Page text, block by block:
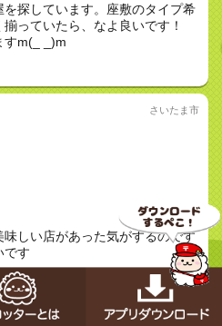
を探しています。座敷のタイプ希
っていたら、なよ良いです！
すm(_ _)m
さいたま市
しい店があった気がするのです
です
夜ご飯で
和光・新座・志木・川越